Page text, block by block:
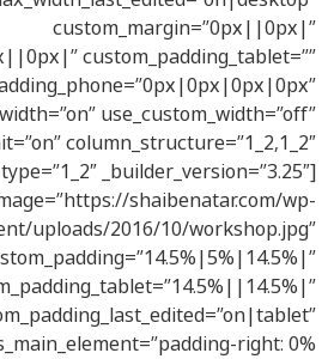
custom_margin=”0px||0px|”
custom_padding_tablet=””
use_custom_width=”off”
_builder_version=”3.25″
shaibenatar.com/wp-
uploads/2016/10/workshop.jpg”
right: 0%